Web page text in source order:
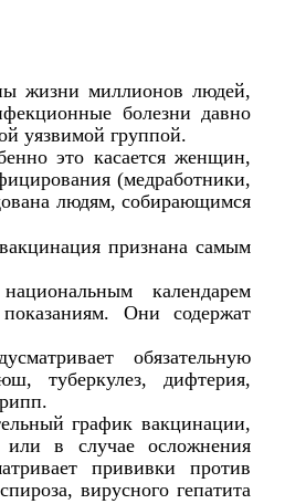
жизни миллионов людей,
болезни давно
уязвимой группой.
это касается женщин,
(медработники,
людям, собирающимся
признана самым
календарем
Они содержат
обязательную
туберкулез, дифтерия,
график вакцинации,
в случае осложнения
прививки против
вирусного гепатита